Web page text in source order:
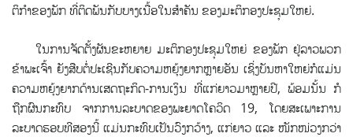
ຕິກໍາຂອງພັກ ທີ່ຕິດພັນກັບບາງເນື້ອໃນສໍາຄັນ ຂອງມະຕິກອງປະຊຸມໃຫຍ່.
ໃນການຈັດຕັ້ງຜັນຂະຫຍາຍ ມະຕິກອງປະຊຸມໃຫຍ່ ຂອງພັກ ຢູ່ລາວພວກ
ຂ້າພະເຈົ້າ ຍັງສືບຕໍ່ປະເຊີນກັບຄວາມຫຍຸ້ງຍາກຫຼາຍອັນ ເຊິ່ງບັນຫາໃຫຍ່ກໍແມ່ນ
ຄວາມຫຍຸ້ງຍາກດ້ານເສດຖະກິດ-ການເງິນ ທີ່ແກ່ຍາວມາຫຼາຍປີ, ພ້ອມນັ້ນ ກໍ
ຖືກຜົນກະທົບ ຈາກການລະບາດຂອງພະຍາດໂຄວິດ 19, ໂດຍສະເພາະການ
ລະບາດຮອບທີສອງນີ້ ແມ່ນກະທົບເປັນວົງກວ້າງ, ແກ່ຍາວ ແລະ ໜັກໜ່ວງກວ່າ